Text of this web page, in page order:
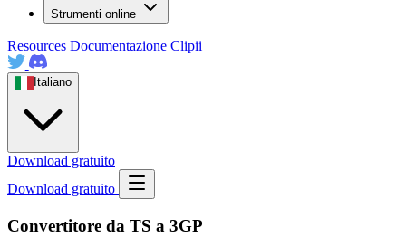
Strumenti online
Resources Documentazione Clipii
Italiano
Download gratuito
Download gratuito
Convertitore da TS a 3GP